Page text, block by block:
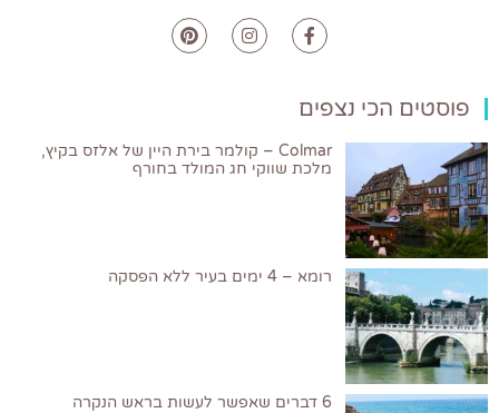
פוסטים הכי נצפים
Colmar – קולמר בירת היין של אלזס בקיץ,
מלכת שווקי חג המולד בחורף
רומא – 4 ימים בעיר ללא הפסקה
6 דברים שאפשר לעשות בראש הנקרה